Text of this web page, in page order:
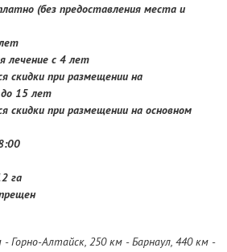
(без предоставления места и
лечение с 4 лет
скидки при размещении на
15 лет
при размещении на основном
га
Горно-Алтайск, 250 км - Барнаул, 440 км -